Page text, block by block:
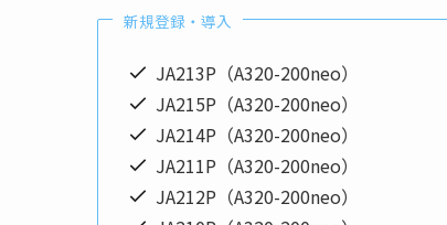
新規登録・導入
JA213P（A320-200neo）
JA215P（A320-200neo）
JA214P（A320-200neo）
JA211P（A320-200neo）
JA212P（A320-200neo）